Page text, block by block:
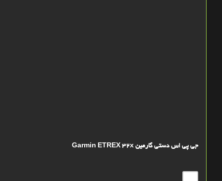
جی پی اس دستی گارمین Garmin ETREX 32x